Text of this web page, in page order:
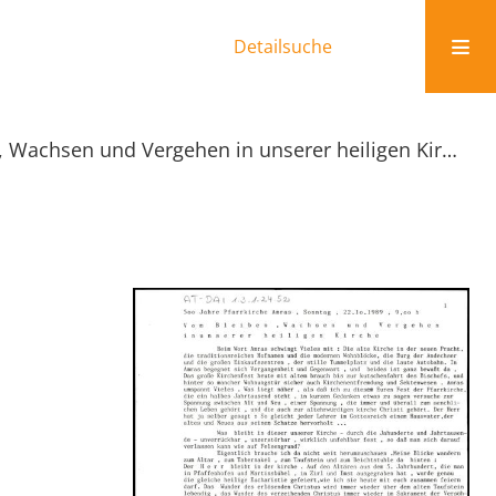
Detailsuche
Vom Bleiben, Wachsen und Vergehen in unserer heiligen Kirche